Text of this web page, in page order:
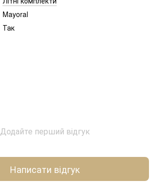
Mayoral
Так
Додайте перший відгук
Написати відгук